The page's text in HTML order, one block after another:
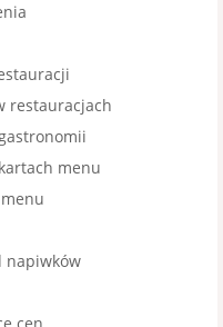
restauracjach
menu
napiwków